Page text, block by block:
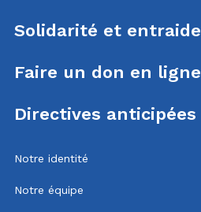
Solidarité et entraide
Faire un don en ligne
Directives anticipées
Notre identité
Notre équipe